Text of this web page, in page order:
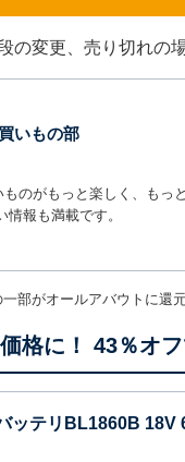
変更、売り切れの場
いもの部
のがもっと楽しく、もっ
報も満載です。
部がオールアバウトに還
格に！ 43％オ
ッテリBL1860B 18V